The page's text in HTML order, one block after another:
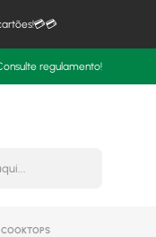
regulamento!
seus produtos
COOKTOPS